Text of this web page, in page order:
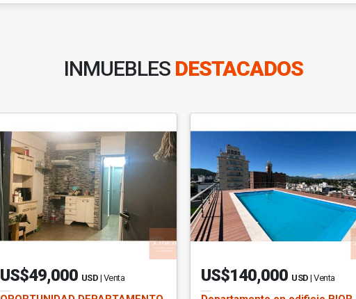
INMUEBLES DESTACADOS
US$49,000 USD | Venta US$140,000 USD | Venta